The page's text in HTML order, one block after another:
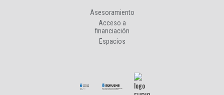
Asesoramiento
Acceso a
financiación
Espacios